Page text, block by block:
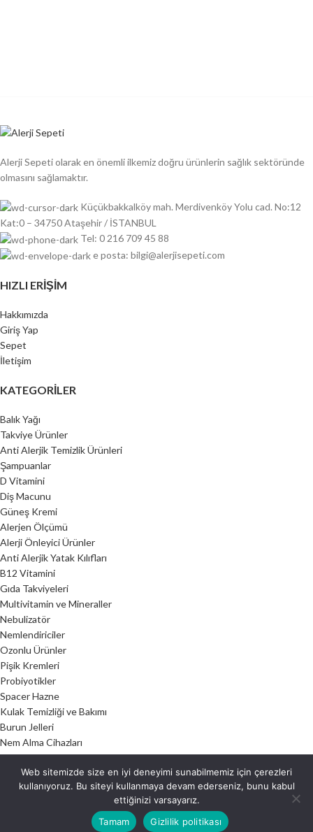
Alerji Sepeti olarak en önemli ilkemiz doğru ürünlerin sağlık sektöründe
olmasını sağlamaktır.
Küçükbakkalköy mah. Merdivenköy Yolu cad. No:12
Kat:0 – 34750 Ataşehir / İSTANBUL
Tel: 0 216 709 45 88
e posta: bilgi@alerjisepeti.com
HIZLI ERIŞIM
Hakkımızda
Giriş Yap
Sepet
İletişim
KATEGORILER
Balık Yağı
Takviye Ürünler
Anti Alerjik Temizlik Ürünleri
Şampuanlar
D Vitamini
Diş Macunu
Güneş Kremi
Alerjen Ölçümü
Alerji Önleyici Ürünler
Anti Alerjik Yatak Kılıfları
B12 Vitamini
Gıda Takviyeleri
Multivitamin ve Mineraller
Nebulizatör
Nemlendiriciler
Ozonlu Ürünler
Pişik Kremleri
Probiyotikler
Spacer Hazne
Kulak Temizliği ve Bakımı
Burun Jelleri
Nem Alma Cihazları
Hava Temizleme Cihazları
ÜRÜNLER
Alerji Önleyici Ürünler
Web sitemizde size en iyi deneyimi sunabilmemiz için çerezleri
kullanıyoruz. Bu siteyi kullanmaya devam ederseniz, bunu kabul
ettiğinizi varsayarız.
Tamam
Gizlilik politikası